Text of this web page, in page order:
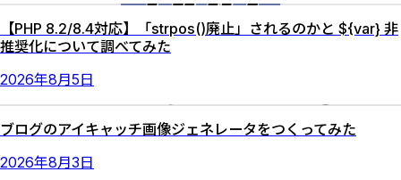
【PHP 8.2/8.4対応】「strpos()廃止」されるのかと ${var} 非
推奨化について調べてみた
2026年8月5日
ブログのアイキャッチ画像ジェネレータをつくってみた
2026年8月3日